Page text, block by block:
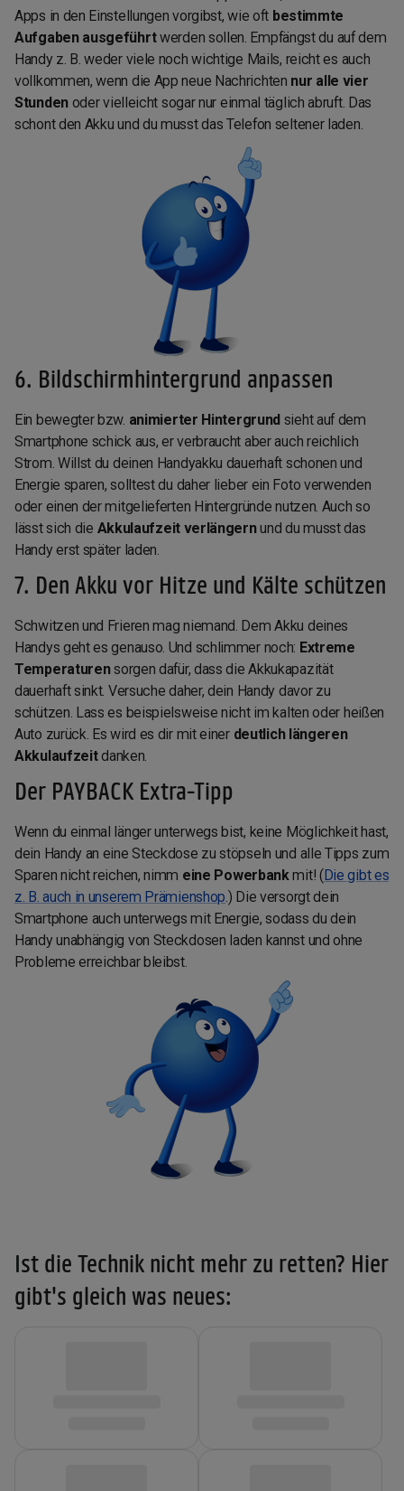
Apps in den Einstellungen vorgibst, wie oft bestimmte
Aufgaben ausgeführtwerden sollen. Empfängst du auf dem
Handy z. B. weder viele noch wichtige Mails, reicht es auch
vollkommen, wenn die App neue Nachrichten nur alle vier
Stunden oder vielleicht sogar nur einmal täglich abruft. Das
schont den Akku und du musst das Telefon seltener laden.
6. Bildschirmhintergrund anpassen
Ein bewegter bzw. animierter Hintergrund sieht auf dem
Smartphone schick aus, er verbraucht aber auch reichlich
Strom. Willst du deinen Handyakku dauerhaft schonen und
Energie sparen, solltest du daher lieber ein Foto verwenden
oder einen der mitgelieferten Hintergründe nutzen. Auch so
lässt sich die Akkulaufzeit verlängernund du musst das
Handy erst später laden.
7. Den Akku vor Hitze und Kälte schützen
Schwitzen und Frieren mag niemand. Dem Akku deines
Handys geht es genauso. Und schlimmer noch: Extreme
Temperaturensorgen dafür, dass die Akkukapazität
dauerhaft sinkt. Versuche daher, dein Handy davor zu
schützen. Lass es beispielsweise nicht im kalten oder heißen
Auto zurück. Es wird es dir mit einerdeutlich längeren
Akkulaufzeitdanken.
Der PAYBACK Extra-Tipp
Wenn du einmal länger unterwegs bist, keine Möglichkeit hast,
dein Handy an eine Steckdose zu stöpseln und alle Tipps zum
Sparen nicht reichen, nimm eine Powerbankmit! (Die gibt es
z. B. auch in unserem Prämienshop.) Die versorgt dein
Smartphone auch unterwegs mit Energie, sodass du dein
Handy unabhängig von Steckdosen laden kannst und ohne
Probleme erreichbar bleibst.
Ist die Technik nicht mehr zu retten? Hier
gibt's gleich was neues: